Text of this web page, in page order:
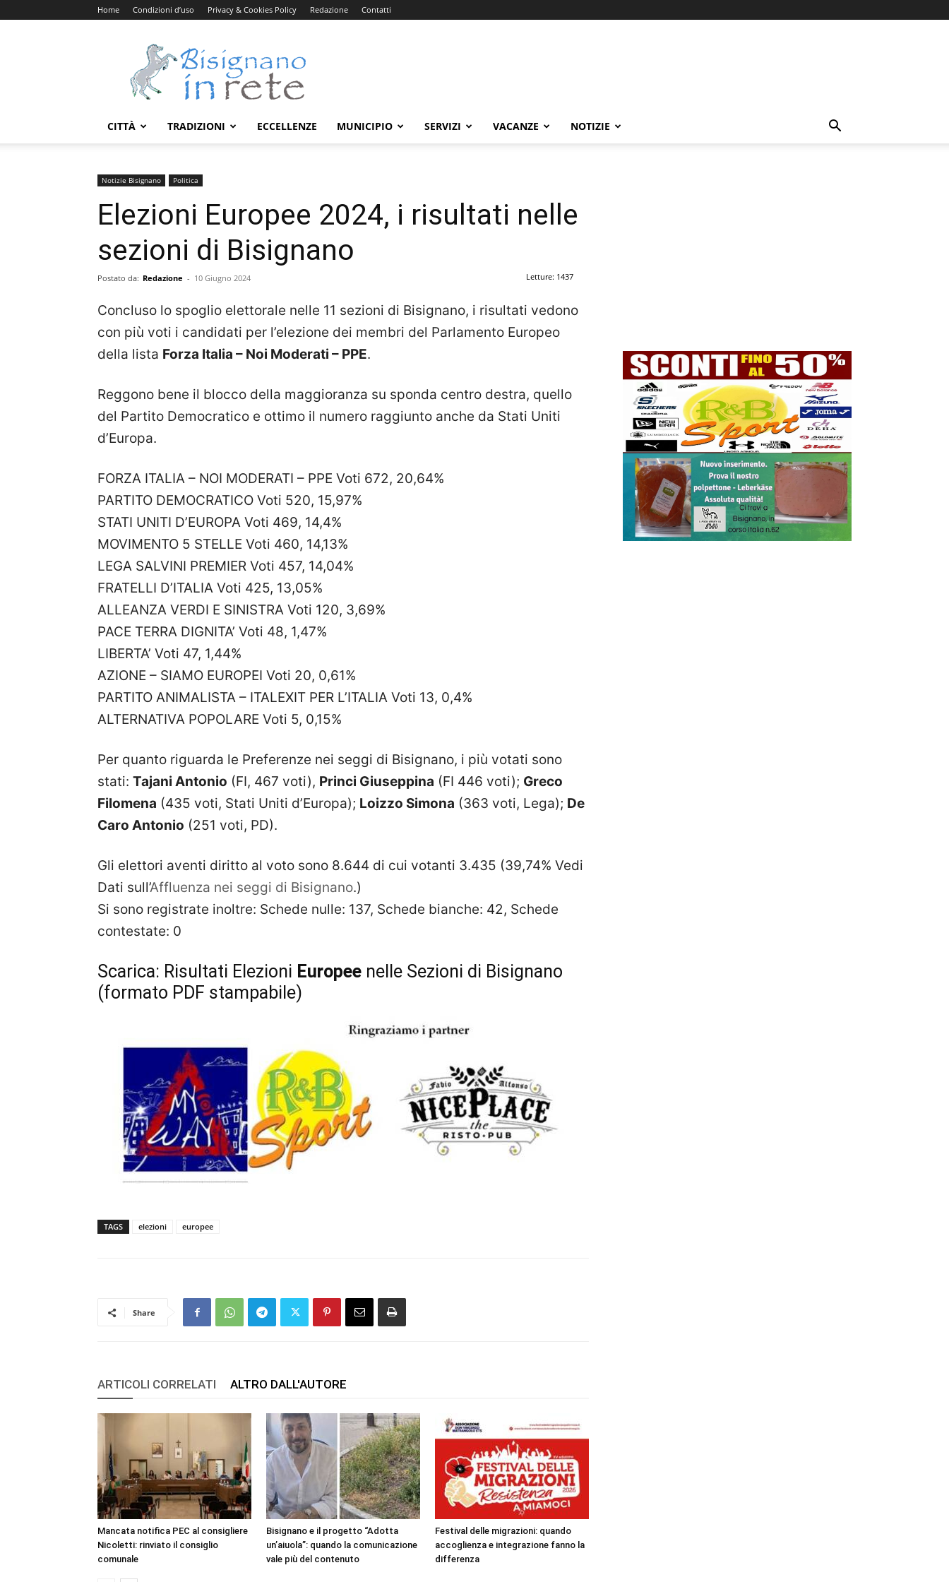
Home Condizioni d’uso Privacy & Cookies Policy Redazione Contatti
Bisignanoinrete.com
CITTÀ TRADIZIONI ECCELLENZE MUNICIPIO SERVIZI VACANZE NOTIZIE
Notizie Bisignano Politica
Elezioni Europee 2024, i risultati nelle
sezioni di Bisignano
Postato da: Redazione - 10 Giugno 2024 Letture: 1437
Concluso lo spoglio elettorale nelle 11 sezioni di Bisignano, i risultati vedono
con più voti i candidati per l’elezione dei membri del Parlamento Europeo
della lista Forza Italia – Noi Moderati – PPE.
Reggono bene il blocco della maggioranza su sponda centro destra, quello
del Partito Democratico e ottimo il numero raggiunto anche da Stati Uniti
d’Europa.
FORZA ITALIA – NOI MODERATI – PPE Voti 672, 20,64%
PARTITO DEMOCRATICO Voti 520, 15,97%
STATI UNITI D’EUROPA Voti 469, 14,4%
MOVIMENTO 5 STELLE Voti 460, 14,13%
LEGA SALVINI PREMIER Voti 457, 14,04%
FRATELLI D’ITALIA Voti 425, 13,05%
ALLEANZA VERDI E SINISTRA Voti 120, 3,69%
PACE TERRA DIGNITA’ Voti 48, 1,47%
LIBERTA’ Voti 47, 1,44%
AZIONE – SIAMO EUROPEI Voti 20, 0,61%
PARTITO ANIMALISTA – ITALEXIT PER L’ITALIA Voti 13, 0,4%
ALTERNATIVA POPOLARE Voti 5, 0,15%
Per quanto riguarda le Preferenze nei seggi di Bisignano, i più votati sono
stati: Tajani Antonio (FI, 467 voti), Princi Giuseppina (FI 446 voti); Greco
Filomena (435 voti, Stati Uniti d’Europa); Loizzo Simona (363 voti, Lega); De
Caro Antonio (251 voti, PD).
Gli elettori aventi diritto al voto sono 8.644 di cui votanti 3.435 (39,74% Vedi
Dati sull’Affluenza nei seggi di Bisignano.)
Si sono registrate inoltre: Schede nulle: 137, Schede bianche: 42, Schede
contestate: 0
Scarica: Risultati Elezioni Europee nelle Sezioni di Bisignano
(formato PDF stampabile)
TAGS elezioni europee
Share
ARTICOLI CORRELATI ALTRO DALL'AUTORE
Mancata notifica PEC al consigliere
Nicoletti: rinviato il consiglio
comunale
Bisignano e il progetto “Adotta
un’aiuola”: quando la comunicazione
vale più del contenuto
Festival delle migrazioni: quando
accoglienza e integrazione fanno la
differenza